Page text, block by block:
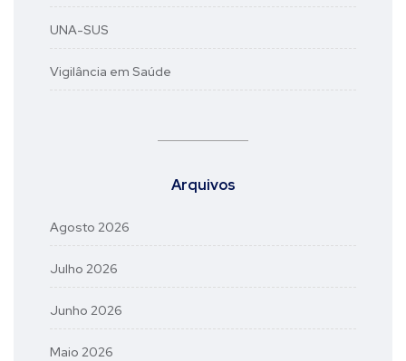
UNA-SUS
Vigilância em Saúde
Arquivos
Agosto 2026
Julho 2026
Junho 2026
Maio 2026